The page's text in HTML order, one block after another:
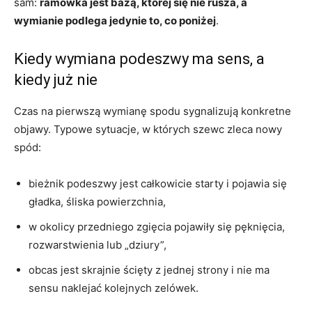
wymianie podlega jedynie to, co poniżej.
Kiedy wymiana podeszwy ma sens, a
kiedy już nie
Czas na pierwszą wymianę spodu sygnalizują konkretne
objawy. Typowe sytuacje, w których szewc zleca nowy
spód:
bieżnik podeszwy jest całkowicie starty i pojawia się
gładka, śliska powierzchnia,
w okolicy przedniego zgięcia pojawiły się pęknięcia,
rozwarstwienia lub „dziury”,
obcas jest skrajnie ścięty z jednej strony i nie ma
sensu naklejać kolejnych zelówek.